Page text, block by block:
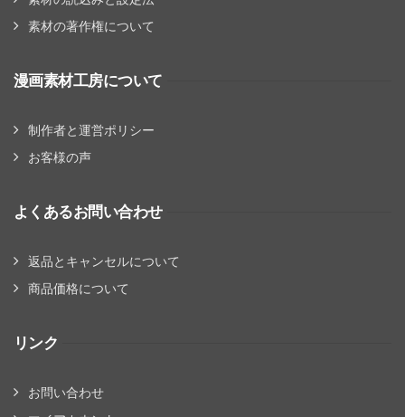
素材の著作権について
漫画素材工房について
制作者と運営ポリシー
お客様の声
よくあるお問い合わせ
返品とキャンセルについて
商品価格について
リンク
お問い合わせ